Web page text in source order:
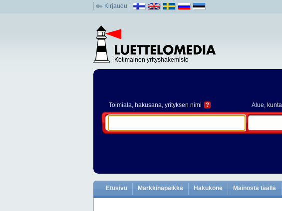
Kirjaudu
Kotimainen yrityshakemisto
Toimiala, hakusana, yrityksen nimi ? Alue,
Etusivu Markkinapaikka Hakukone Mainosta täällä